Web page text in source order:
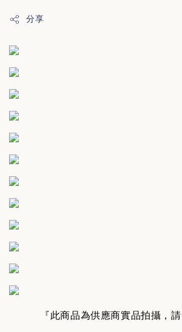
分享
『此商品為供應商實品拍攝，請